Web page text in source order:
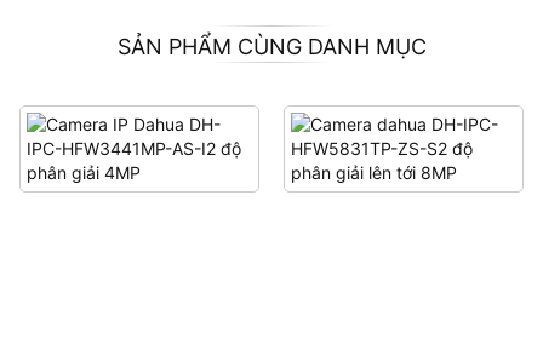
SẢN PHẨM CÙNG DANH MỤC